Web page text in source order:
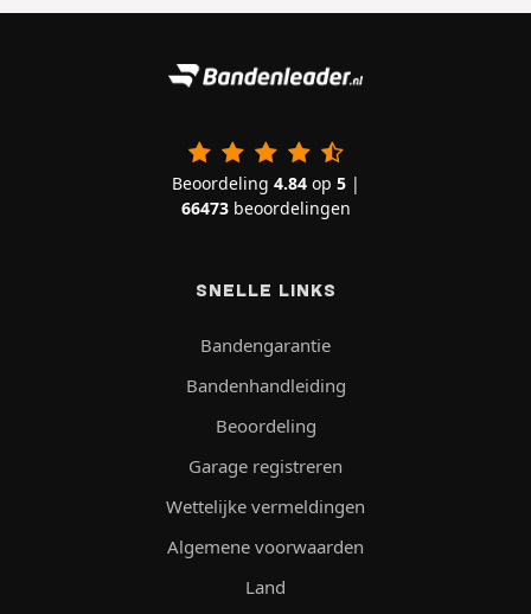
Beoordeling 4.84op 5|
66473beoordelingen
SNELLE LINKS
Bandengarantie
Bandenhandleiding
Beoordeling
Garage registreren
Wettelijke vermeldingen
Algemene voorwaarden
Land